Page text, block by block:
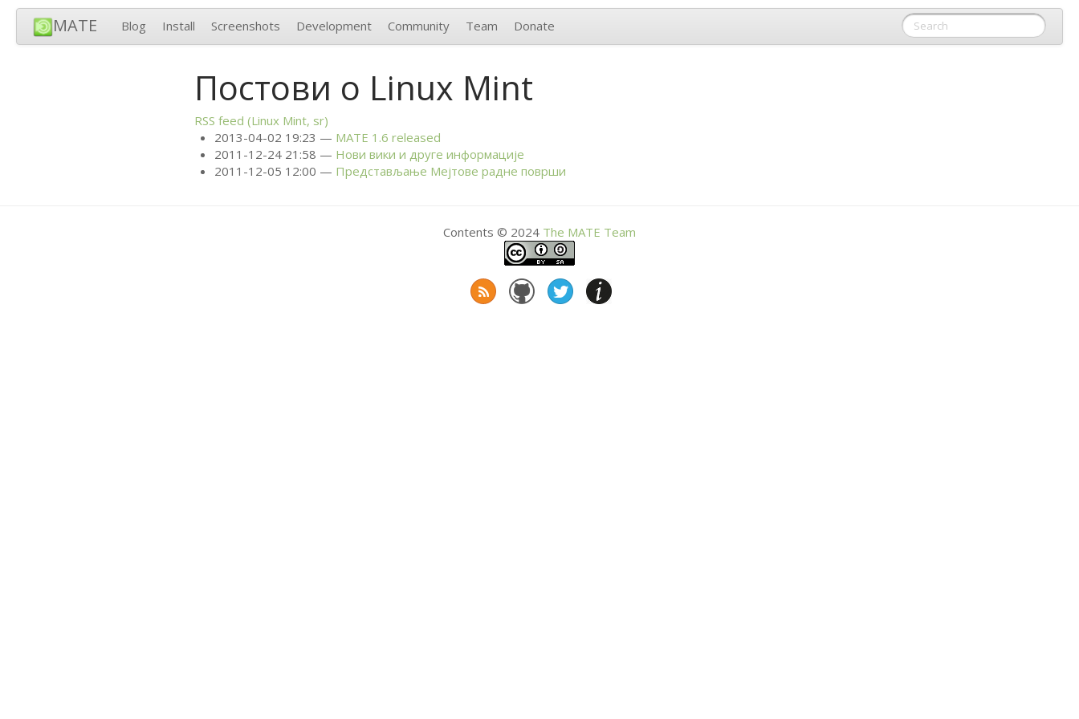
MATE Blog Install Screenshots Development Community Team Donate
Постови о Linux Mint
RSS feed (Linux Mint, sr)
2013-04-02 19:23
MATE 1.6 released
2011-12-24 21:58
Нови вики и друге информације
2011-12-05 12:00
Представљање Мејтове радне површи
Contents © 2024 The MATE Team